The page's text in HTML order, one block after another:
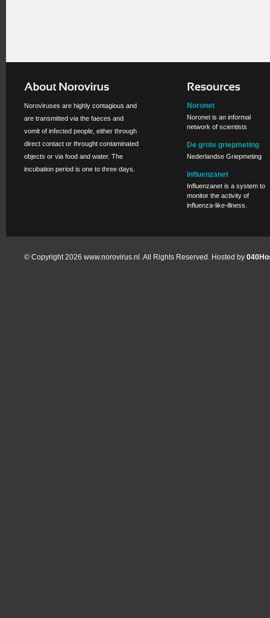
Noroviruses are highly contagious and
are transmitted via the faeces and
vomit of infected people, either through
direct contact or throught contaminated
objects or via food and water. The
incubation period is one to three days.
Noronet
Noronet is an informal
network of scientists
De grote griepmeting
Nederlandse Griepmeting
Influenzanet
Influenzanet is a system to
monitor the activity of
influenza-like-illness.
© Copyright 2026 www.norovirus.nl. All Rights Reserved. Hosted by